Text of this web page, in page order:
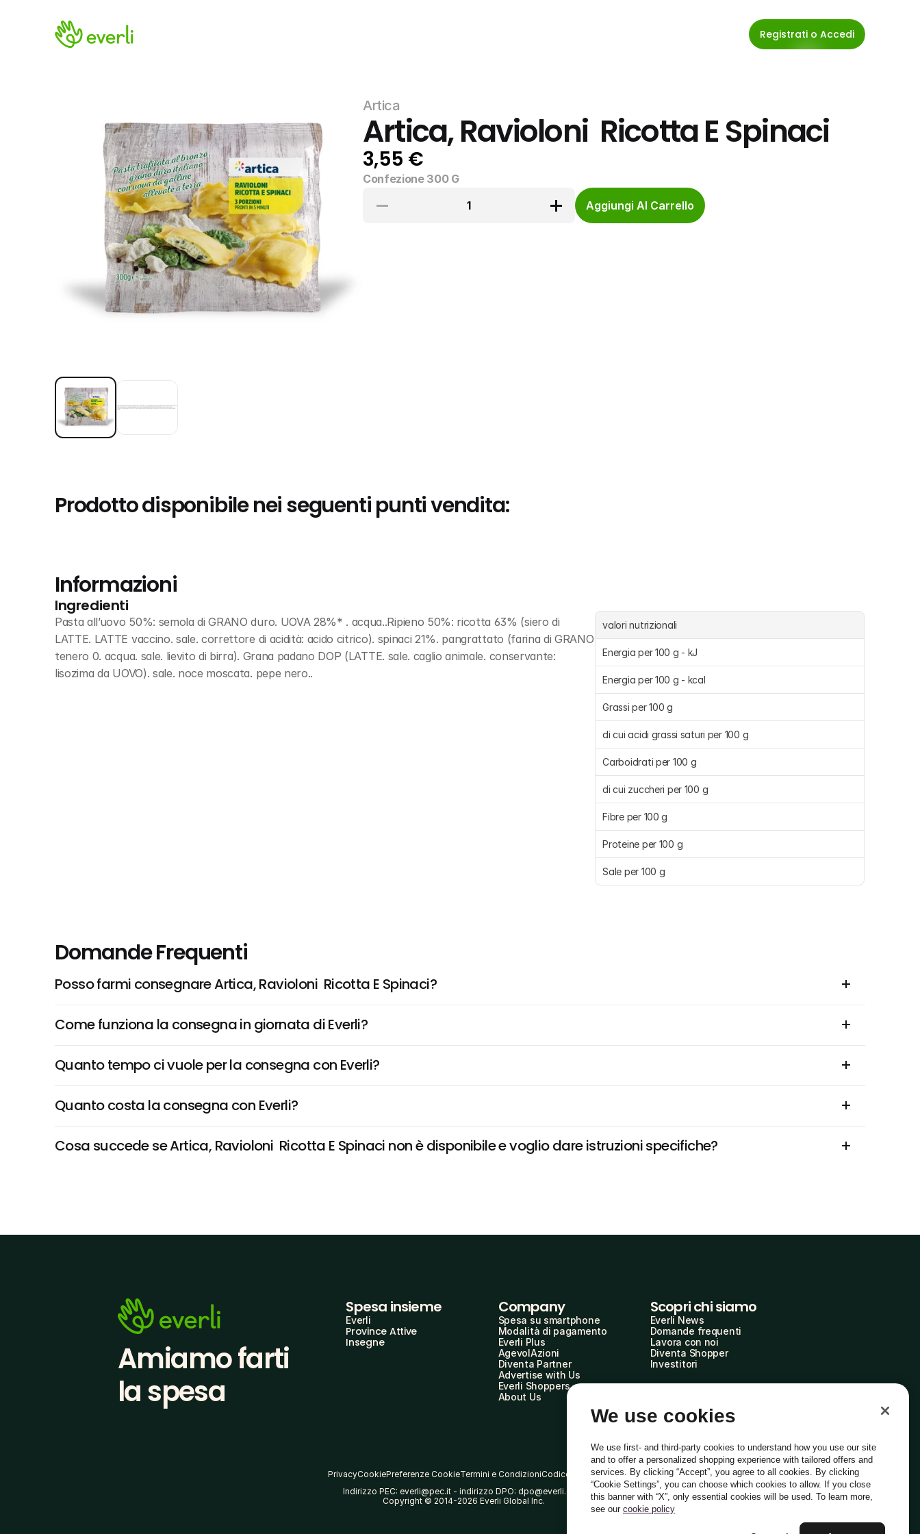
Registrati o Accedi
Artica
Artica, Ravioloni  Ricotta E Spinaci
3,55 €
Confezione 300 G
1
Aggiungi Al Carrello
Prodotto disponibile nei seguenti punti vendita:
Informazioni
Ingredienti
Pasta all’uovo 50%: semola di GRANO duro. UOVA 28%* . acqua..Ripieno 50%: ricotta 63% (siero di
LATTE. LATTE vaccino. sale. correttore di acidità: acido citrico). spinaci 21%. pangrattato (farina di GRANO
tenero 0. acqua. sale. lievito di birra). Grana padano DOP (LATTE. sale. caglio animale. conservante:
lisozima da UOVO). sale. noce moscata. pepe nero..
valori nutrizionali
Energia per 100 g - kJ
Energia per 100 g - kcal
Grassi per 100 g
di cui acidi grassi saturi per 100 g
Carboidrati per 100 g
di cui zuccheri per 100 g
Fibre per 100 g
Proteine per 100 g
Sale per 100 g
Domande Frequenti
Posso farmi consegnare Artica, Ravioloni  Ricotta E Spinaci?
Come funziona la consegna in giornata di Everli?
Quanto tempo ci vuole per la consegna con Everli?
Quanto costa la consegna con Everli?
Cosa succede se Artica, Ravioloni  Ricotta E Spinaci non è disponibile e voglio dare istruzioni specifiche?
Amiamo farti
la spesa
Spesa insieme
Everli
Province Attive
Insegne
Company
Spesa su smartphone
Modalità di pagamento
Everli Plus
AgevolAzioni
Diventa Partner
Advertise with Us
Everli Shoppers
About Us
Scopri chi siamo
Everli News
Domande frequenti
Lavora con noi
Diventa Shopper
Investitori
PrivacyCookiePreferenze CookieTermini e CondizioniCodice Etico
Indirizzo PEC: everli@pec.it - indirizzo DPO: dpo@everli.com
Copyright © 2014-2026 Everli Global Inc.
Italiano
We use cookies
We use first- and third-party cookies to understand how you use our site
and to offer a personalized shopping experience with tailored offers and
services. By clicking “Accept”, you agree to all cookies. By clicking
“Cookie Settings”, you can choose which cookies to allow. If you close
this banner with “X”, only essential cookies will be used. To learn more,
see our cookie policy